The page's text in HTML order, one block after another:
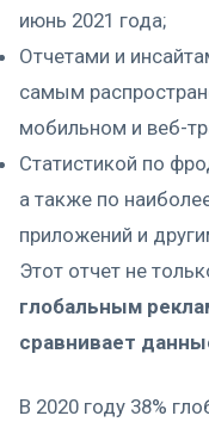
июнь 2021 года;
Отчетами и
самым
мобильном и веб-
Статистикой по
а также по
приложений и
Этот отчет не
глобальным
сравнивает
В 2020 году 38%